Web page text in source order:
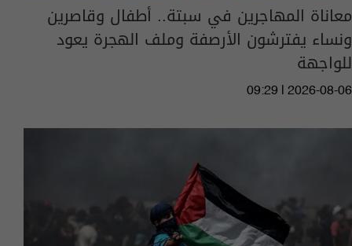
معاناة المهاجرين في سبتة.. أطفال وقاصرين
ونساء يفترشون الأرصفة وملف الهجرة يعود
للواجهة
09:29 | 2026-08-06